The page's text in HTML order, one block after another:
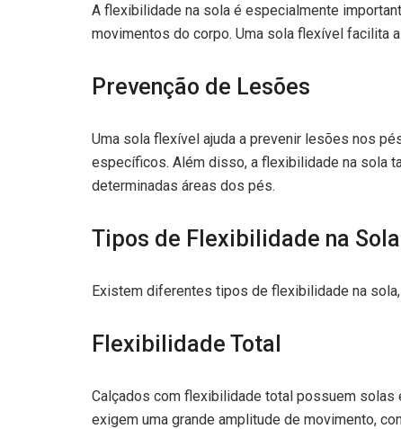
A flexibilidade na sola é especialmente
movimentos do corpo. Uma sola flexível facilita
Prevenção de Lesões
Uma sola flexível ajuda a prevenir lesões nos
específicos. Além disso, a flexibilidade na sola
determinadas áreas dos pés.
Tipos de Flexibilidade na Sola
Existem diferentes tipos de flexibilidade na
Flexibilidade Total
Calçados com flexibilidade total possuem
exigem uma grande amplitude de movimento,